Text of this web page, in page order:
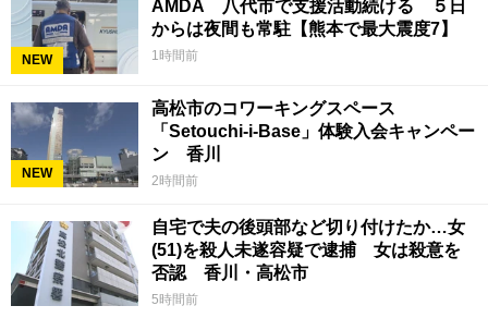
NEW
AMDA 八代市で支援活動続ける ５日
からは夜間も常駐【熊本で最大震度7】
1時間前
NEW
高松市のコワーキングスペース
「Setouchi-i-Base」体験入会キャンペー
ン 香川
2時間前
自宅で夫の後頭部など切り付けたか…女
(51)を殺人未遂容疑で逮捕 女は殺意を
否認 香川・高松市
5時間前